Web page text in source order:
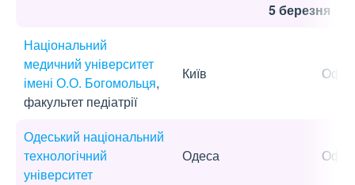
5 березня
Національний
медичний університет
імені О.О. Богомольця,
факультет педіатрії
Київ
Одеський національний
технологічний
університет
Одеса